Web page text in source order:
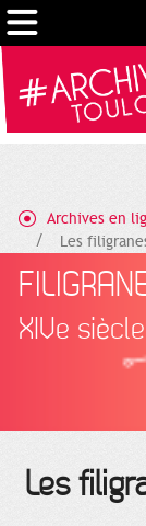
Archives en
Les
XIVe siècle
Les
Gestion de vos